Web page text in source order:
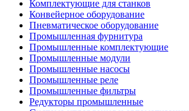
Комплектующие для станков
Конвейерное оборудование
Пневматическое оборудование
Промышленная фурнитура
Промышленные комплектующие
Промышленные модули
Промышленные насосы
Промышленные реле
Промышленные фильтры
Редукторы промышленные